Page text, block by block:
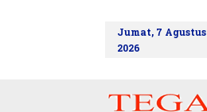
Jumat, 7 Agustus
2026